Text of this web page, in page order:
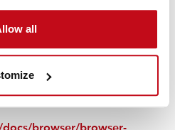
all